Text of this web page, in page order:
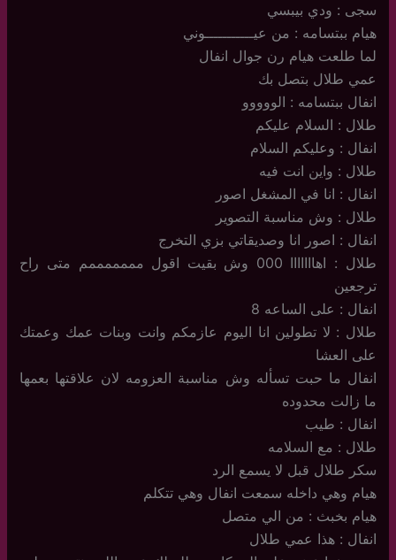
سجى : ودي بيبسي
هيام ببتسامه : من عيـــــــــــوني
لما طلعت هيام رن جوال انفال
عمي طلال بتصل بك
انفال ببتسامه : الووووو
طلال : السلام عليكم
انفال : وعليكم السلام
طلال : واين انت فيه
انفال : انا في المشغل اصور
طلال : وش مناسبة التصوير
انفال : اصور انا وصديقاتي بزي التخرج
طلال : اهااااااا 000 وش بقيت اقول مممممممم متى راح
ترجعين
انفال : على الساعه 8
طلال : لا تطولين انا اليوم عازمكم وانت وبنات عمك وعمتك
على العشا
انفال ما حبت تسأله وش مناسبة العزومه لان علاقتها بعمها
ما زالت محدوده
انفال : طيب
طلال : مع السلامه
سكر طلال قبل لا يسمع الرد
هيام وهي داخله سمعت انفال وهي تتكلم
هيام بخبث : من الي متصل
انفال : هذا عمي طلال